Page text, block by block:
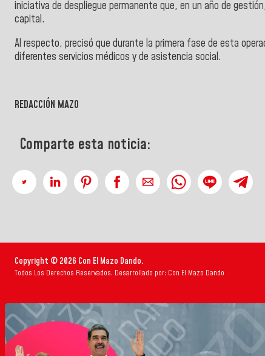
iniciativa de despliegue permanente que, en un año de
capital.
Al respecto, precisó que durante la primera fase de esta
diferentes servicios médicos y de asistencia social.
REDACCIÓN MAZO
Comparte esta noticia:
Copyright © 2026 Con El Mazo Dando.
Todos Los Derechos Reservados. Desarrollado por: Con El Mazo Dando